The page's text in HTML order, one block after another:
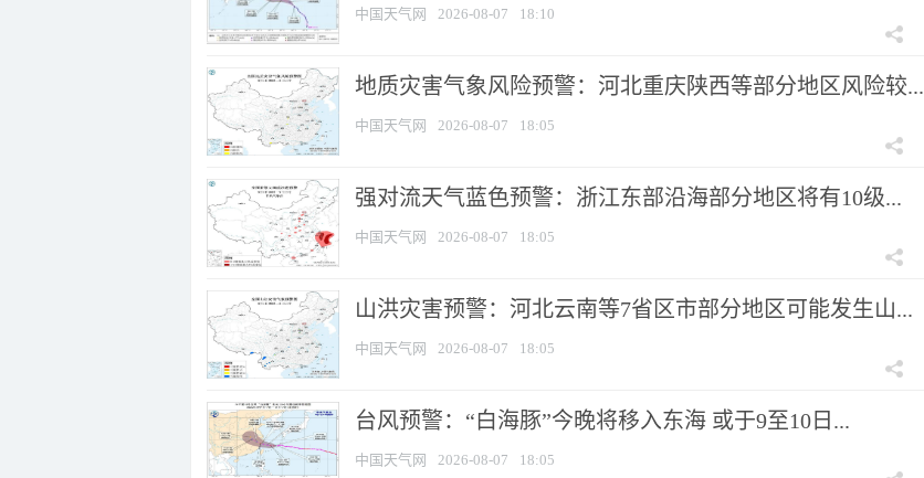
中国天气网 2026-08-07 18:10
地质灾害气象风险预警：河北重庆陕西等部分地区风险较...
中国天气网 2026-08-07 18:05
强对流天气蓝色预警：浙江东部沿海部分地区将有10级...
中国天气网 2026-08-07 18:05
山洪灾害预警：河北云南等7省区市部分地区可能发生山...
中国天气网 2026-08-07 18:05
台风预警：“白海豚”今晚将移入东海 或于9至10日...
中国天气网 2026-08-07 18:05